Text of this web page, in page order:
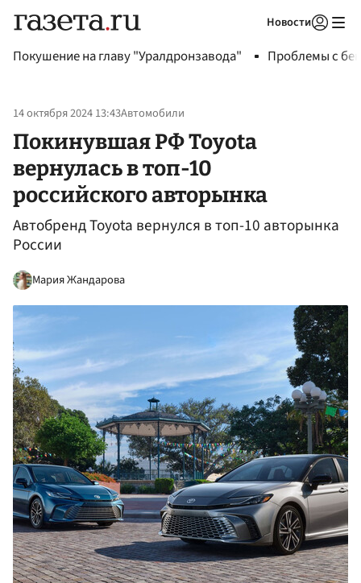
Новости
Покушение на главу "Уралдронзавода" Проблемы с
14 октября 2024 13:43Автомобили
Покинувшая РФ Toyota
вернулась в топ-10
российского авторынка
Автобренд Toyota вернулся в топ-10 авторынка
России
Мария Жандарова